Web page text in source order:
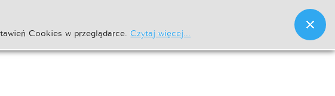
Cookies w przeglądarce.Czytaj więcej...